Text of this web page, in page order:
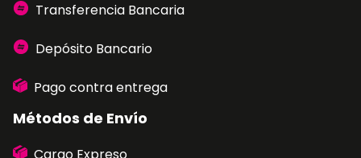
Transferencia Bancaria
Depósito Bancario
Pago contra entrega
Métodos de Envío